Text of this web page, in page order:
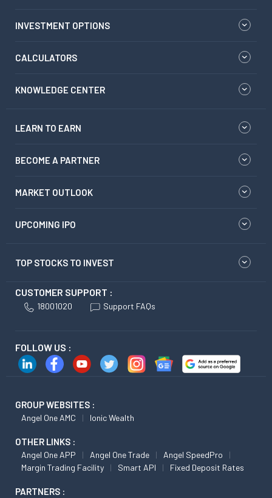
INVESTMENT OPTIONS
CALCULATORS
KNOWLEDGE CENTER
LEARN TO EARN
BECOME A PARTNER
MARKET OUTLOOK
UPCOMING IPO
TOP STOCKS TO INVEST
CUSTOMER SUPPORT :
18001020 Support FAQs
FOLLOW US :
GROUP WEBSITES :
Angel One AMC Ionic Wealth
OTHER LINKS :
Angel One APP Angel One Trade
Angel SpeedPro
Margin Trading Facility
Smart API Fixed Deposit Rates
PARTNERS :